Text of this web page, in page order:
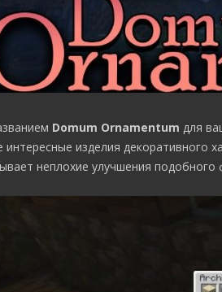
Domum Ornamentum для
интересные изделия
неплохие улучшения подобного